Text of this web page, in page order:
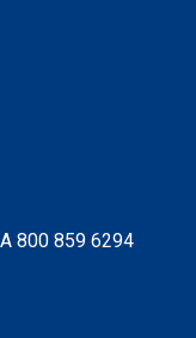
800 859 6294